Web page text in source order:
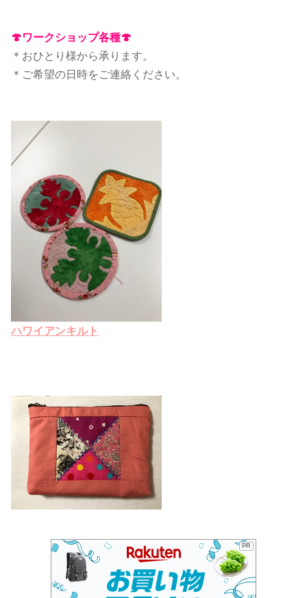
🍄ワークショップ各種🍄
＊おひとり様から承ります。
＊ご希望の日時をご連絡ください。
ハワイアンキルト
PR